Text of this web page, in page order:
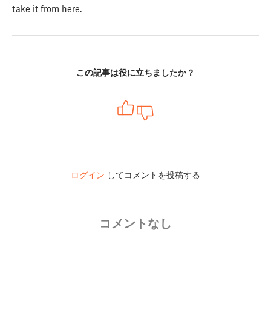
take it from here.
この記事は役に立ちましたか？
ログイン してコメントを投稿する
コメントなし